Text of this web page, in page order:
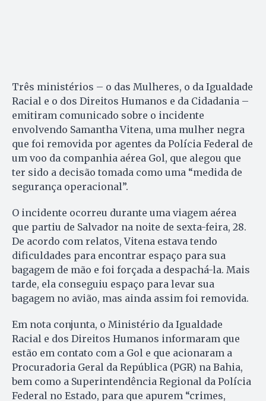
Três ministérios – o das Mulheres, o da Igualdade
Racial e o dos Direitos Humanos e da Cidadania –
emitiram comunicado sobre o incidente
envolvendo Samantha Vitena, uma mulher negra
que foi removida por agentes da Polícia Federal de
um voo da companhia aérea Gol, que alegou que
ter sido a decisão tomada como uma “medida de
segurança operacional”.
O incidente ocorreu durante uma viagem aérea
que partiu de Salvador na noite de sexta-feira, 28.
De acordo com relatos, Vitena estava tendo
dificuldades para encontrar espaço para sua
bagagem de mão e foi forçada a despachá-la. Mais
tarde, ela conseguiu espaço para levar sua
bagagem no avião, mas ainda assim foi removida.
Em nota conjunta, o Ministério da Igualdade
Racial e dos Direitos Humanos informaram que
estão em contato com a Gol e que acionaram a
Procuradoria Geral da República (PGR) na Bahia,
bem como a Superintendência Regional da Polícia
Federal no Estado, para que apurem “crimes,